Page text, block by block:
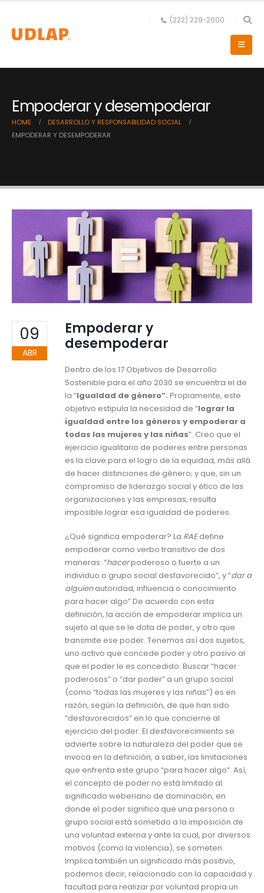
(222) 229-2000
Empoderar y desempoderar
HOME
DESARROLLO Y RESPONSABILIDAD SOCIAL
EMPODERAR Y DESEMPODERAR
09
ABR
Empoderar y
desempoderar
Dentro de los 17 Objetivos de Desarrollo
Sostenible para el año 2030 se encuentra el de
la “Igualdad de género”. Propiamente, este
objetivo estipula la necesidad de “lograr la
igualdad entre los géneros y empoderar a
todas las mujeres y las niñas”. Creo que el
ejercicio igualitario de poderes entre personas
es la clave para el logro de la equidad, más allá
de hacer distinciones de género; y que, sin un
compromiso de liderazgo social y ético de las
organizaciones y las empresas, resulta
imposible lograr esa igualdad de poderes.
¿Qué significa empoderar? La RAEdefine
empoderar como verbo transitivo de dos
maneras: “hacerpoderoso o fuerte a un
individuo o grupo social desfavorecido”, y “dar a
alguienautoridad, influencia o conocimiento
para hacer algo” De acuerdo con esta
definición, la acción de empoderar implica un
sujeto al que se le dota de poder, y otro que
transmite ese poder. Tenemos así dos sujetos,
uno activo que concede poder y otro pasivo al
que el poder le es concedido. Buscar “hacer
poderosos” o “dar poder” a un grupo social
(como “todas las mujeres y las niñas”) es en
razón, según la definición, de que han sido
“desfavorecidos” en lo que concierne al
ejercicio del poder. El desfavorecimiento se
advierte sobre la naturaleza del poder que se
invoca en la definición, a saber, las limitaciones
que enfrenta este grupo “para hacer algo”. Así,
el concepto de poder no está limitado al
significado weberiano de dominación, en
donde el poder significa que una persona o
grupo social está sometido a la imposición de
una voluntad externa y ante la cual, por diversos
motivos (como la violencia), se someten.
Implica también un significado más positivo,
podemos decir, relacionado con la capacidad y
facultad para realizar por voluntad propia un